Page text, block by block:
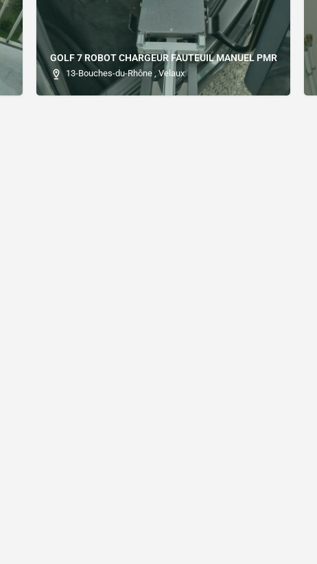
GOLF 7 ROBOT CHARGEUR FAUTEUIL MANUEL PMR
13-Bouches-du-Rhône , Velaux